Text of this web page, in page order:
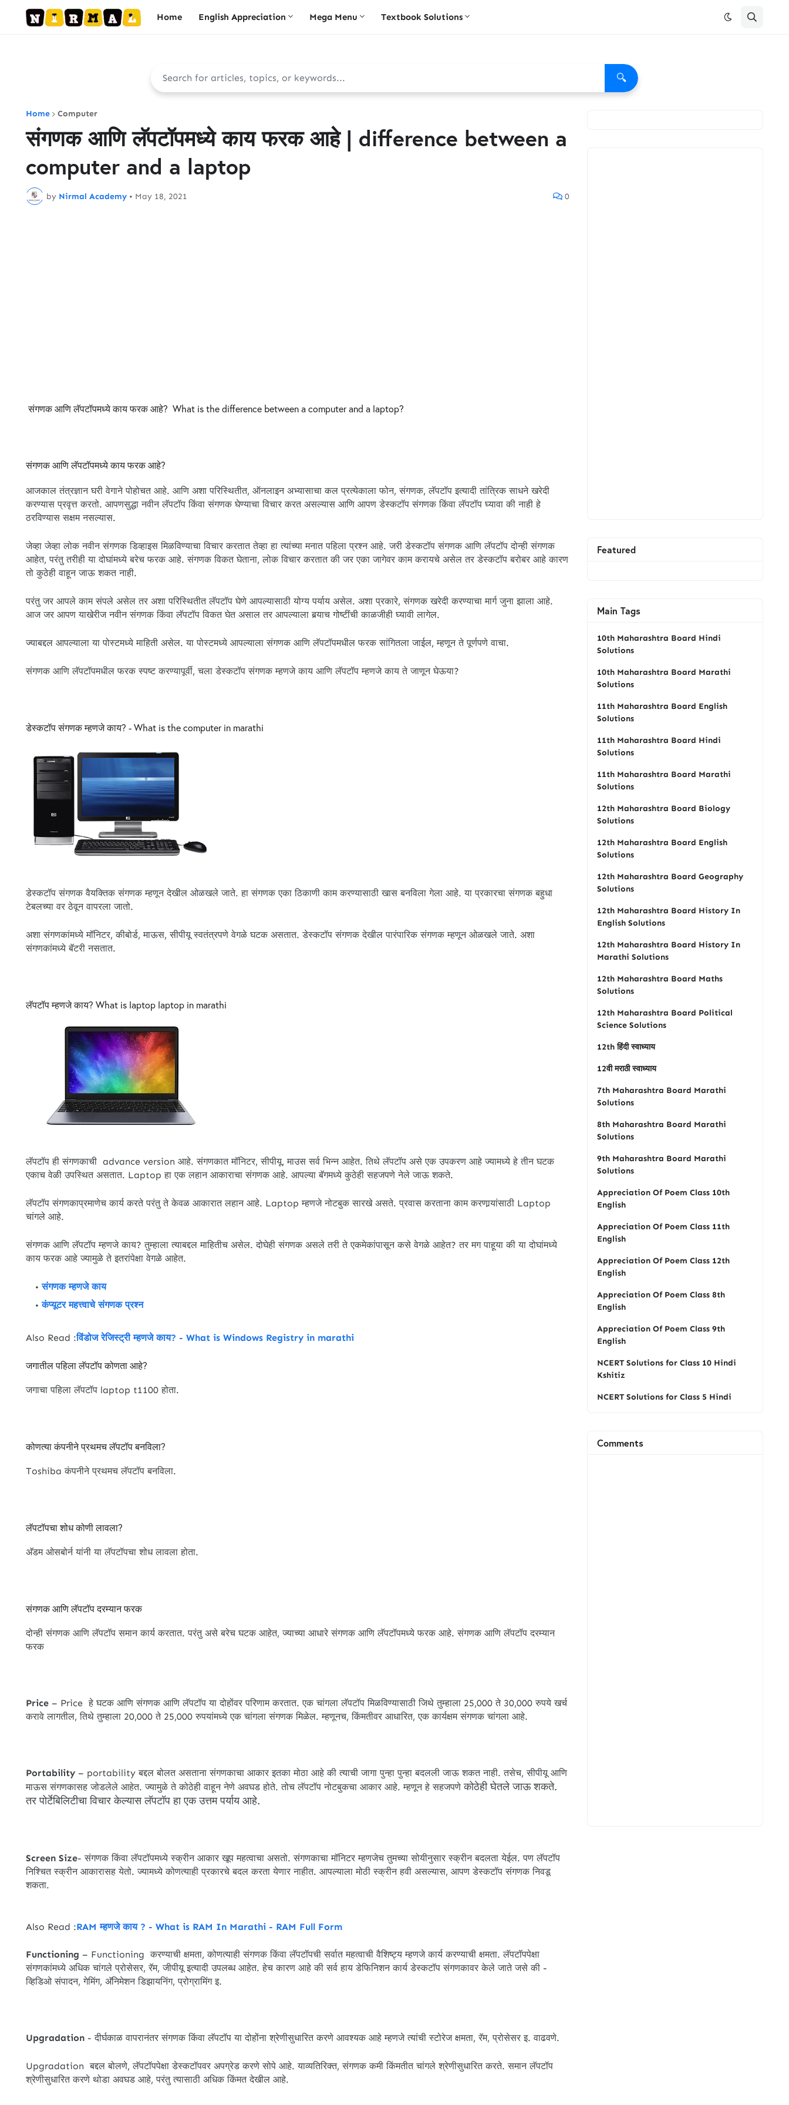
Home English Appreciation Mega Menu Textbook Solutions
🔍
Home Computer
संगणक आणि लॅपटॉपमध्ये काय फरक आहे | difference between a
computer and a laptop
by Nirmal Academy • May 18, 2021 0
संगणक आणि लॅपटॉपमध्ये काय फरक आहे? What is the difference between a computer and a laptop?
संगणक आणि लॅपटॉपमध्ये काय फरक आहे?
आजकाल तंत्रज्ञान घरी वेगाने पोहोचत आहे. आणि अशा परिस्थितीत, ऑनलाइन अभ्यासाचा कल प्रत्येकाला फोन, संगणक, लॅपटॉप इत्यादी तांत्रिक साधने खरेदी
करण्यास प्रवृत्त करतो. आपणसुद्धा नवीन लॅपटॉप किंवा संगणक घेण्याचा विचार करत असल्यास आणि आपण डेस्कटॉप संगणक किंवा लॅपटॉप घ्यावा की नाही हे
ठरविण्यास सक्षम नसल्यास.
जेव्हा जेव्हा लोक नवीन संगणक डिव्हाइस मिळविण्याचा विचार करतात तेव्हा हा त्यांच्या मनात पहिला प्रश्न आहे. जरी डेस्कटॉप संगणक आणि लॅपटॉप दोन्ही संगणक
आहेत, परंतु तरीही या दोघांमध्ये बरेच फरक आहे. संगणक विकत घेताना, लोक विचार करतात की जर एका जागेवर काम करायचे असेल तर डेस्कटॉप बरोबर आहे कारण
तो कुठेही वाहून जाऊ शकत नाही.
परंतु जर आपले काम संपले असेल तर अशा परिस्थितीत लॅपटॉप घेणे आपल्यासाठी योग्य पर्याय असेल. अशा प्रकारे, संगणक खरेदी करण्याचा मार्ग जुना झाला आहे.
आज जर आपण याखेरीज नवीन संगणक किंवा लॅपटॉप विकत घेत असाल तर आपल्याला बर्‍याच गोष्टींची काळजीही घ्यावी लागेल.
ज्याबद्दल आपल्याला या पोस्टमध्ये माहिती असेल. या पोस्टमध्ये आपल्याला संगणक आणि लॅपटॉपमधील फरक सांगितला जाईल, म्हणून ते पूर्णपणे वाचा.
संगणक आणि लॅपटॉपमधील फरक स्पष्ट करण्यापूर्वी, चला डेस्कटॉप संगणक म्हणजे काय आणि लॅपटॉप म्हणजे काय ते जाणून घेऊया?
डेस्कटॉप संगणक म्हणजे काय? - What is the computer in marathi
डेस्कटॉप संगणक वैयक्तिक संगणक म्हणून देखील ओळखले जाते. हा संगणक एका ठिकाणी काम करण्यासाठी खास बनविला गेला आहे. या प्रकारचा संगणक बहुधा
टेबलच्या वर ठेवून वापरला जातो.
अशा संगणकांमध्ये मॉनिटर, कीबोर्ड, माऊस, सीपीयू स्वतंत्रपणे वेगळे घटक असतात. डेस्कटॉप संगणक देखील पारंपारिक संगणक म्हणून ओळखले जाते. अशा
संगणकांमध्ये बॅटरी नसतात.
लॅपटॉप म्हणजे काय? What is laptop laptop in marathi
लॅपटॉप ही संगणकाची advance version आहे. संगणकात मॉनिटर, सीपीयू, माउस सर्व भिन्न आहेत. तिथे लॅपटॉप असे एक उपकरण आहे ज्यामध्ये हे तीन घटक
एकाच वेळी उपस्थित असतात. Laptop हा एक लहान आकाराचा संगणक आहे. आपल्या बॅगमध्ये कुठेही सहजपणे नेले जाऊ शकते.
लॅपटॉप संगणकाप्रमाणेच कार्य करते परंतु ते केवळ आकारात लहान आहे. Laptop म्हणजे नोटबुक सारखे असते. प्रवास करताना काम करणार्‍यांसाठी Laptop
चांगले आहे.
संगणक आणि लॅपटॉप म्हणजे काय? तुम्हाला त्याबद्दल माहितीच असेल. दोघेही संगणक असले तरी ते एकमेकांपासून कसे वेगळे आहेत? तर मग पाहूया की या दोघांमध्ये
काय फरक आहे ज्यामुळे ते इतरांपेक्षा वेगळे आहेत.
संगणक म्हणजे काय
कंप्यूटर महत्त्वाचे संगणक प्रश्न
Also Read :विंडोज रेजिस्ट्री म्हणजे काय? - What is Windows Registry in marathi
जगातील पहिला लॅपटॉप कोणता आहे?
जगाचा पहिला लॅपटॉप laptop t1100 होता.
कोणत्या कंपनीने प्रथमच लॅपटॉप बनविला?
Toshiba कंपनीने प्रथमच लॅपटॉप बनविला.
लॅपटॉपचा शोध कोणी लावला?
अ‍ॅडम ओसबोर्न यांनी या लॅपटॉपचा शोध लावला होता.
संगणक आणि लॅपटॉप दरम्यान फरक
दोन्ही संगणक आणि लॅपटॉप समान कार्य करतात. परंतु असे बरेच घटक आहेत, ज्याच्या आधारे संगणक आणि लॅपटॉपमध्ये फरक आहे. संगणक आणि लॅपटॉप दरम्यान
फरक
Price – Price हे घटक आणि संगणक आणि लॅपटॉप या दोहोंवर परिणाम करतात. एक चांगला लॅपटॉप मिळविण्यासाठी जिथे तुम्हाला 25,000 ते 30,000 रुपये खर्च
करावे लागतील, तिथे तुम्हाला 20,000 ते 25,000 रुपयांमध्ये एक चांगला संगणक मिळेल. म्हणूनच, किंमतीवर आधारित, एक कार्यक्षम संगणक चांगला आहे.
Portability – portability बद्दल बोलत असताना संगणकाचा आकार इतका मोठा आहे की त्याची जागा पुन्हा पुन्हा बदलली जाऊ शकत नाही. तसेच, सीपीयू आणि
माऊस संगणकासह जोडलेले आहेत. ज्यामुळे ते कोठेही वाहून नेणे अवघड होते. तोच लॅपटॉप नोटबुकचा आकार आहे. म्हणून हे सहजपणेकोठेही घेतले जाऊ शकते.
तर पोर्टेबिलिटीचा विचार केल्यास लॅपटॉप हा एक उत्तम पर्याय आहे.
Screen Size- संगणक किंवा लॅपटॉपमध्ये स्क्रीन आकार खूप महत्वाचा असतो. संगणकाचा मॉनिटर म्हणजेच तुमच्या सोयीनुसार स्क्रीन बदलता येईल. पण लॅपटॉप
निश्चित स्क्रीन आकारासह येतो. ज्यामध्ये कोणत्याही प्रकारचे बदल करता येणार नाहीत. आपल्याला मोठी स्क्रीन हवी असल्यास, आपण डेस्कटॉप संगणक निवडू
शकता.
Also Read :RAM म्हणजे काय ? - What is RAM In Marathi - RAM Full Form
Functioning – Functioning करण्याची क्षमता, कोणत्याही संगणक किंवा लॅपटॉपची सर्वात महत्वाची वैशिष्ट्य म्हणजे कार्य करण्याची क्षमता. लॅपटॉपपेक्षा
संगणकांमध्ये अधिक चांगले प्रोसेसर, रॅम, जीपीयू इत्यादी उपलब्ध आहेत. हेच कारण आहे की सर्व हाय डेफिनिशन कार्य डेस्कटॉप संगणकावर केले जाते जसे की -
व्हिडिओ संपादन, गेमिंग, अ‍ॅनिमेशन डिझायनिंग, प्रोग्रामिंग इ.
Upgradation - दीर्घकाळ वापरानंतर संगणक किंवा लॅपटॉप या दोहोंना श्रेणीसुधारित करणे आवश्यक आहे म्हणजे त्यांची स्टोरेज क्षमता, रॅम, प्रोसेसर इ. वाढवणे.
Upgradation बद्दल बोलणे, लॅपटॉपपेक्षा डेस्कटॉपवर अपग्रेड करणे सोपे आहे. याव्यतिरिक्त, संगणक कमी किंमतीत चांगले श्रेणीसुधारित करते. समान लॅपटॉप
श्रेणीसुधारित करणे थोडा अवघड आहे, परंतु त्यासाठी अधिक किंमत देखील आहे.
Featured
Main Tags
10th Maharashtra Board Hindi
Solutions
10th Maharashtra Board Marathi
Solutions
11th Maharashtra Board English
Solutions
11th Maharashtra Board Hindi
Solutions
11th Maharashtra Board Marathi
Solutions
12th Maharashtra Board Biology
Solutions
12th Maharashtra Board English
Solutions
12th Maharashtra Board Geography
Solutions
12th Maharashtra Board History In
English Solutions
12th Maharashtra Board History In
Marathi Solutions
12th Maharashtra Board Maths
Solutions
12th Maharashtra Board Political
Science Solutions
12th हिंदी स्वाध्याय
12वी मराठी स्वाध्याय
7th Maharashtra Board Marathi
Solutions
8th Maharashtra Board Marathi
Solutions
9th Maharashtra Board Marathi
Solutions
Appreciation Of Poem Class 10th
English
Appreciation Of Poem Class 11th
English
Appreciation Of Poem Class 12th
English
Appreciation Of Poem Class 8th
English
Appreciation Of Poem Class 9th
English
NCERT Solutions for Class 10 Hindi
Kshitiz
NCERT Solutions for Class 5 Hindi
Comments